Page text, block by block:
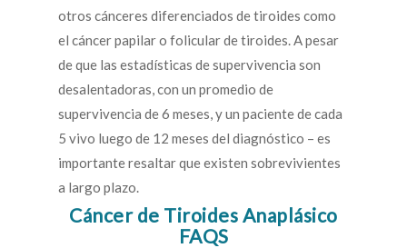
otros cánceres diferenciados de tiroides como
el cáncer papilar o folicular de tiroides. A pesar
de que las estadísticas de supervivencia son
desalentadoras, con un promedio de
supervivencia de 6 meses, y un paciente de cada
5 vivo luego de 12 meses del diagnóstico – es
importante resaltar que existen sobrevivientes
a largo plazo.
Cáncer de Tiroides Anaplásico
FAQS